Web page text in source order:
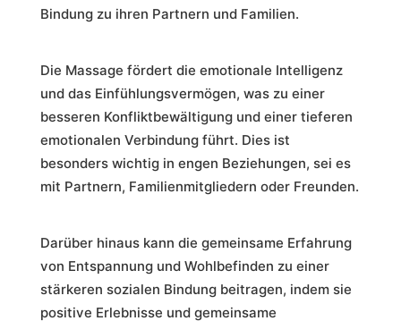
Bindung zu ihren Partnern und Familien.
Die Massage fördert die emotionale Intelligenz
und das Einfühlungsvermögen, was zu einer
besseren Konfliktbewältigung und einer tieferen
emotionalen Verbindung führt. Dies ist
besonders wichtig in engen Beziehungen, sei es
mit Partnern, Familienmitgliedern oder Freunden.
Darüber hinaus kann die gemeinsame Erfahrung
von Entspannung und Wohlbefinden zu einer
stärkeren sozialen Bindung beitragen, indem sie
positive Erlebnisse und gemeinsame